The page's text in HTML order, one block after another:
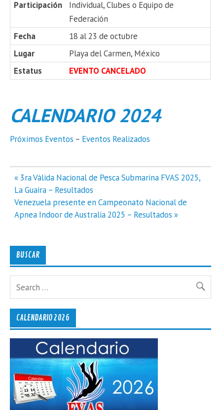
Participación
Individual, Clubes o Equipo de
Federación
Fecha
18 al 23 de octubre
Lugar
Playa del Carmen, México
Estatus
EVENTO CANCELADO
CALENDARIO 2024
Próximos Eventos – Eventos Realizados
Navegación
de
entradas
« 3ra Válida Nacional de Pesca Submarina FVAS 2025,
La Guaira – Resultados
Venezuela presente en Campeonato Nacional de
Apnea Indoor de Australia 2025 – Resultados »
BUSCAR
CALENDARIO 2026